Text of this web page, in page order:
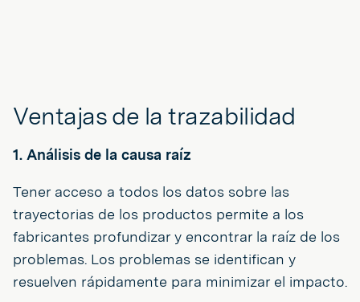
Ventajas de la trazabilidad
1. Análisis de la causa raíz
Tener acceso a todos los datos sobre las
trayectorias de los productos permite a los
fabricantes profundizar y encontrar la raíz de los
problemas. Los problemas se identifican y
resuelven rápidamente para minimizar el impacto.